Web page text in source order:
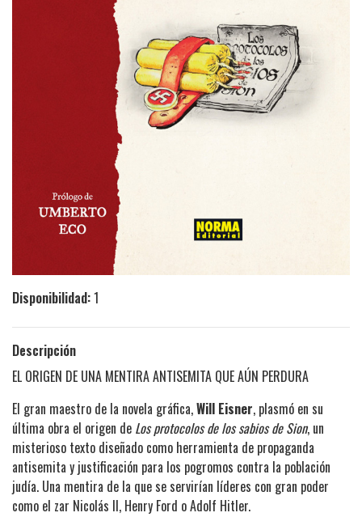
Disponibilidad:1
Descripción
EL ORIGEN DE UNA MENTIRA ANTISEMITA QUE AÚN PERDURA
El gran maestro de la novela gráfica,Will Eisner, plasmó en su
última obra el origen de Los protocolos de los sabios de Sion, un
misterioso texto diseñado como herramienta de propaganda
antisemita y justificación para los pogromos contra la población
judía. Una mentira de la que se servirían líderes con gran poder
como el zar Nicolás II, Henry Ford o Adolf Hitler.